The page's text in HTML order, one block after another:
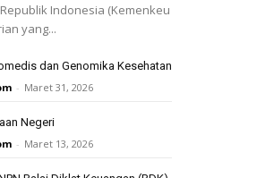
Indonesia (Kemenkeu
yang...
dan Genomika Kesehatan
- Maret 31, 2026
Negeri
- Maret 13, 2026